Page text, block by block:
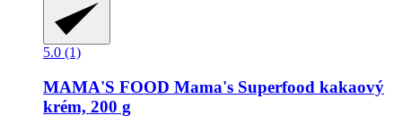
5.0 (1)
MAMA'S FOOD Mama's Superfood kakaový
krém, 200 g